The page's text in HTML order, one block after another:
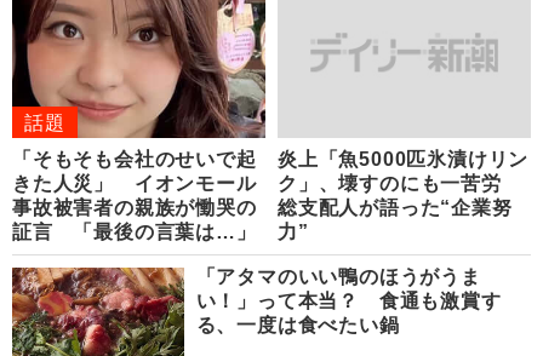
話題
「そもそも会社のせいで起
きた人災」 イオンモール
事故被害者の親族が慟哭の
証言 「最後の言葉は…」
炎上「魚5000匹氷漬けリン
ク」、壊すのにも一苦労
総支配人が語った“企業努
力”
「アタマのいい鴨のほうがうま
い！」って本当？ 食通も激賞す
る、一度は食べたい鍋